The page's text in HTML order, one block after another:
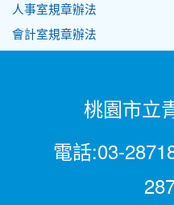
人事室規章辦法
會計室規章辦法
桃園市立
電話:03-